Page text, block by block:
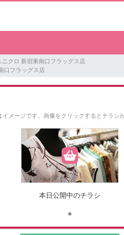
ニクロ 新宿東南口フラッグス店
口フラッグス店
メージです。 画像をクリックするとチラシ
本日公開中のチラシ